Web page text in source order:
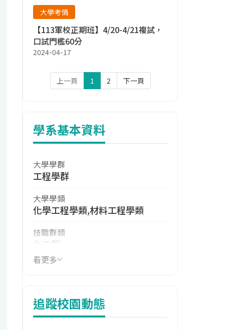
大學考情
【113軍校正期班】4/20-4/21複試，
口試門檻60分
2024-04-17
上一頁 1 2 下一頁
學系基本資料
大學學群
工程學群
大學學類
化學工程學類,材料工程學類
技職群類
化工群
學系電話
學系地址
桃園市大溪區石園路75號
看更多
追蹤校園動態